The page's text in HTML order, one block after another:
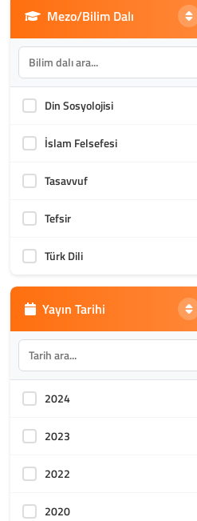
Din Bilimleri
İletişim, Mimarlık ve Güzel
Sanatlar
Akademik Kültür
Mezo/Bilim Dalı
Din Sosyolojisi
İslam Felsefesi
Tasavvuf
Tefsir
Türk Dili
Yayın Tarihi
2024
2023
2022
2020